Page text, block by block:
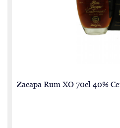
Zacapa Rum XO 70cl 40%